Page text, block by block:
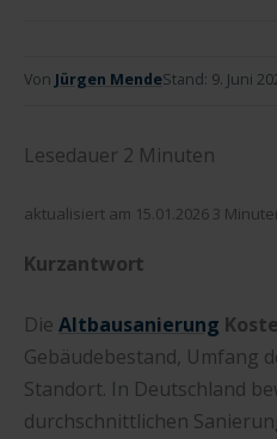
Von Jürgen MendeStand: 9. Juni
Lesedauer 2 Minuten
aktualisiert am 15.01.2026 3
Kurzantwort
Die Altbausanierung
Gebäudebestand, Umfang
Standort. In Deutschland
durchschnittlichen